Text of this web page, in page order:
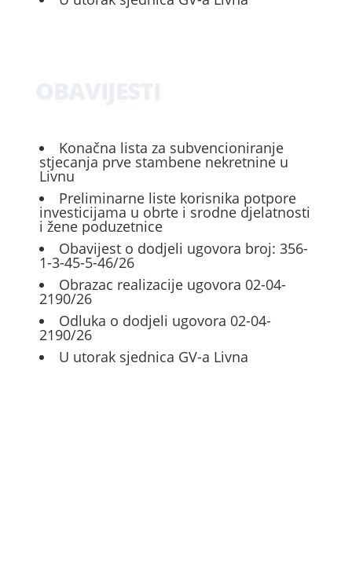
Konačna lista za subvencioniranje
stjecanja prve stambene nekretnine u
Livnu
Preliminarne liste korisnika potpore
investicijama u obrte i srodne djelatnosti
i žene poduzetnice
Obavijest o dodjeli ugovora broj: 356-
1-3-45-5-46/26
Obrazac realizacije ugovora 02-04-
2190/26
Odluka o dodjeli ugovora 02-04-
2190/26
U utorak sjednica GV-a Livna